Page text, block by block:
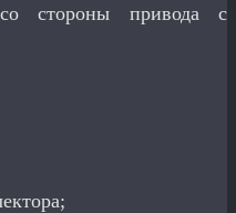
стороны привода с